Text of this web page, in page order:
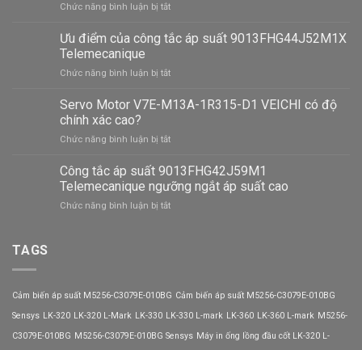
Chức năng bình luận bị tắtở
nghiệm
công
áp
Telemecanique
Ưu điểm của công tắc áp suất 9013FHG44J52M1X
Telemecanique
Chức năng bình luận bị tắtở
điểm
tắc
suất
9013FHG44J52M1X
Telemecanique
Servo Motor V7E-M13A-1R315-D1 VEICHI có độ
chính xác cao?
Chức năng bình luận bị tắtở
Motor
V7E-
M13A-
1R315-
xác
Công tắc áp suất 9013FHG42J59M1
Telemecanique ngưỡng ngắt áp suất cao
Chức năng bình luận bị tắtở
ngưỡng
ngắt
suất
TAGS
Cảm biến áp suất M5256-C3079E-010BG Cảm biến áp suất M5256-C3079E-010BG
Sensys LK-320 LK-320 L-Mark LK-330 LK-330 L-mark LK-360 LK-360 L-mark M5256-
C3079E-010BG M5256-C3079E-010BG Sensys Máy in ống lồng đầu cốt LK-320 L-